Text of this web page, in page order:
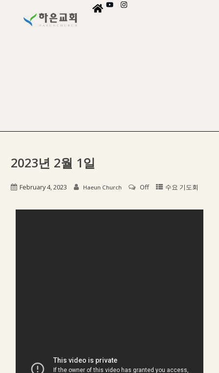
2023년 2월 1일
February 4, 2023 Haeun Church Off 수요 기도회